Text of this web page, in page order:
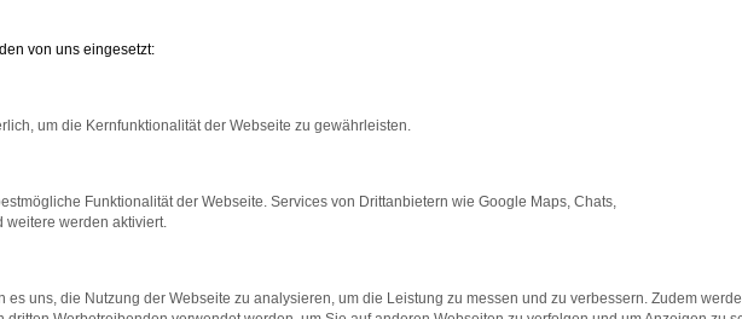
das Laden bestimmter Seiten verhindern. Funktioniert die Seite in einem
von uns eingesetzt:
um die Kernfunktionalität der Webseite zu gewährleisten.
Funktionalität der Webseite. Services von Drittanbietern wie Google Maps, Chats,
weitere werden aktiviert.
es uns, die Nutzung der Webseite zu analysieren, um die Leistung zu messen und zu verbessern. Zudem